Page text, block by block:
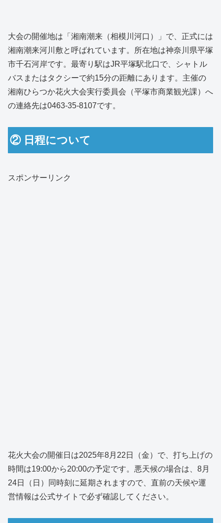
大会の開催地は「湘南潮来（相模川河口）」で、正式には
湘南潮来河川敷と呼ばれています。所在地は神奈川県平塚
市千石河岸です。最寄り駅はJR平塚駅北口で、シャトル
バスまたはタクシーで約15分の距離にあります。主催の
湘南ひらつか花火大会実行委員会（平塚市商業観光課）へ
の連絡先は0463-35-8107です。
② 日程について
スポンサーリンク
花火大会の開催日は2025年8月22日（金）で、打ち上げの
時間は19:00から20:00の予定です。悪天候の場合は、8月
24日（日）同時刻に延期されますので、直前の天候や運
営情報は公式サイトで必ず確認してください。